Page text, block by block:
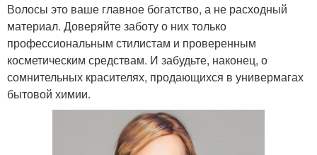
Волосы это ваше главное богатство, а не расходный
материал. Доверяйте заботу о них только
профессиональным стилистам и проверенным
косметическим средствам. И забудьте, наконец, о
сомнительных красителях, продающихся в универмагах
бытовой химии.